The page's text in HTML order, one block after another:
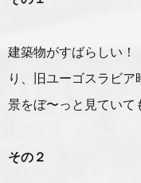
建築物がすばらしい
り、旧ユーゴスラビ
景をぼ〜っと見ていて
その２